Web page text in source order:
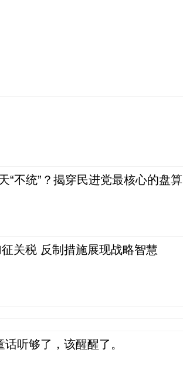
“不统”？揭穿民进党最核心的盘算
关税 反制措施展现战略智慧
听够了，该醒醒了。